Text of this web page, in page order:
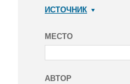
ИСТОЧНИК
МЕСТО
АВТОР